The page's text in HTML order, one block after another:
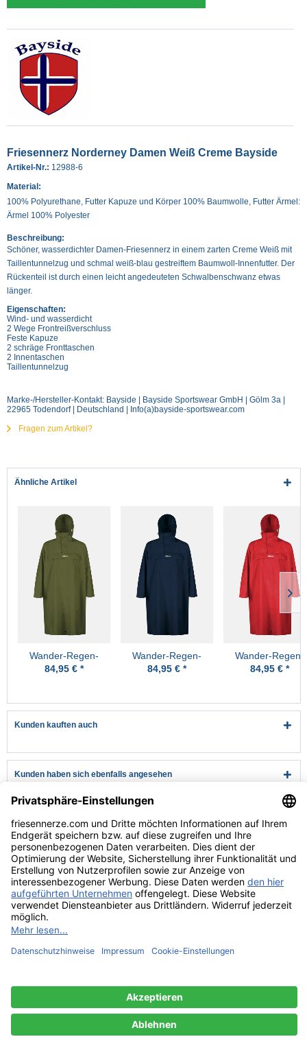
Friesennerz Norderney Damen Weiß Creme Bayside
Artikel-Nr.: 12988-6
Material:
100% Polyurethane, Futter Kapuze und Körper 100% Baumwolle, Futter Ärmel:
Ärmel 100% Polyester
Beschreibung:
Schöner, wasserdichter Damen-Friesennerz in einem zarten Creme Weiß mit
Taillentunnelzug und schmal weiß-blau gestreiftem Baumwoll-Innenfutter. Der
Rückenteil ist durch einen leicht angedeuteten Schwalbenschwanz etwas
länger.
Eigenschaften:
Wind- und wasserdicht
2 Wege Frontreißverschluss
Feste Kapuze
2 schräge Fronttaschen
2 Innentaschen
Taillentunnelzug
Marke-/Hersteller-Kontakt: Bayside | Bayside Sportswear GmbH | Gölm 3a |
22965 Todendorf | Deutschland | Info(a)bayside-sportswear.com
Fragen zum Artikel?
Ähnliche Artikel
Wander-Regen-
Poncho High Peak
84,95 € *
Wander-Regen-
Poncho High Peak
84,95 € *
Wander-Regen-
Poncho High
84,95 € *
Kunden kauften auch
Kunden haben sich ebenfalls angesehen
Kundenservice
Hilfe & Infos
Rechtliches
* Alle Preise verstehen sich inkl. Mehrwertsteuer und zzgl.Versandkosten
** Niedrigster Gesamtpreis der letzten 30 Tage vor der Preisermäßigung.
Versandkosten Lieferzeiten Zahlungsarten Rücksendung
Kontakt Impressum